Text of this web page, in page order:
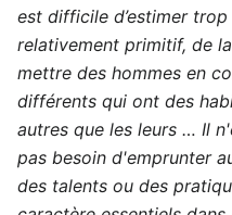
est difficile d’estimer trop
relativement primitif, de
mettre des hommes en
différents qui ont des
autres que les leurs … Il
pas besoin d'emprunter
des talents ou des